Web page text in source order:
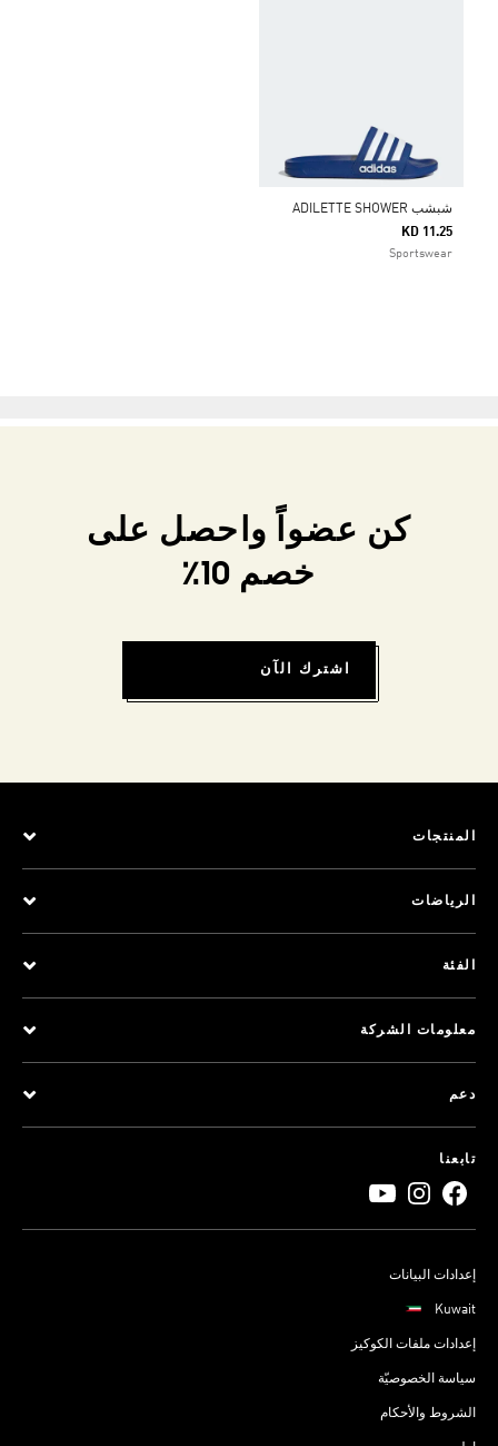
شبشب ADILETTE SHOWER
KD 11.25
Sportswear
كن عضواً واحصل على
خصم 10٪
اشترك الآن
المنتجات
الرياضات
الفئة
معلومات الشركة
دعم
تابعنا
إعدادات البيانات
Kuwait
إعدادات ملفات الكوكيز
سياسة الخصوصيّة
الشروط والأحكام